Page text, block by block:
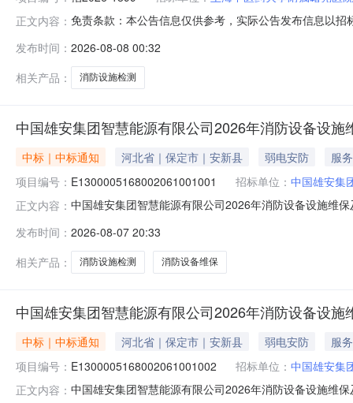
正文内容： 免责条款：本公告信息仅供参考，实际公告发布信息以
格的供应商必须具备以下条件：1、应为法人、其他组织
证明文件和由法人出具的对本项目采购活
发布时间： 2026-08-08 00:32
相关产品：
消防设施检测
中国雄安集团智慧能源有限公司2026年消防设备设
中标｜中标通知 河北省｜保定市｜安新县 弱电安防
服务
项目编号： E1300005168002061001001 招标单位： 中国雄安集
正文内容： 中国雄安集团智慧能源有限公司2026年消防设备设施维
预成交结果公示如下：一、预成交供应商名单及相关信
发布时间： 2026-08-07 20:33
相关产品：
消防设施检测 消防设备维保
中国雄安集团智慧能源有限公司2026年消防设备设
中标｜中标通知 河北省｜保定市｜安新县 弱电安防
服务
项目编号： E1300005168002061001002 招标单位： 中国雄安集
正文内容： 中国雄安集团智慧能源有限公司2026年消防设备设施维